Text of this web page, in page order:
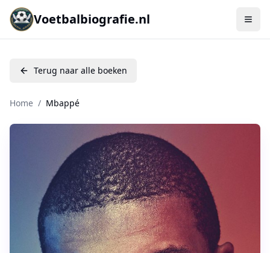
Voetbalbiografie.nl
Terug naar alle boeken
Home / Mbappé